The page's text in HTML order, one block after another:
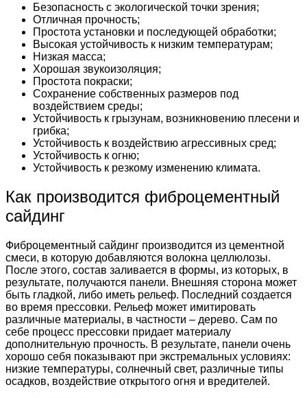
Безопасность с экологической точки зрения;
Отличная прочность;
Простота установки и последующей обработки;
Высокая устойчивость к низким температурам;
Низкая масса;
Хорошая звукоизоляция;
Простота покраски;
Сохранение собственных размеров под
воздействием среды;
Устойчивость к грызунам, возникновению плесени и
грибка;
Устойчивость к воздействию агрессивных сред;
Устойчивость к огню;
Устойчивость к резкому изменению климата.
Как производится фиброцементный
сайдинг
Фиброцементный сайдинг производится из цементной
смеси, в которую добавляются волокна целлюлозы.
После этого, состав заливается в формы, из которых, в
результате, получаются панели. Внешняя сторона может
быть гладкой, либо иметь рельеф. Последний создается
во время прессовки. Рельеф может имитировать
различные материалы, в частности – дерево. Сам по
себе процесс прессовки придает материалу
дополнительную прочность. В результате, панели очень
хорошо себя показывают при экстремальных условиях:
низкие температуры, солнечный свет, различные типы
осадков, воздействие открытого огня и вредителей.